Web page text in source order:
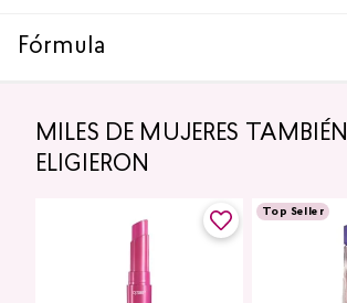
Fórmula
MILES DE MUJERES TAMBIÉN
ELIGIERON
Top Seller